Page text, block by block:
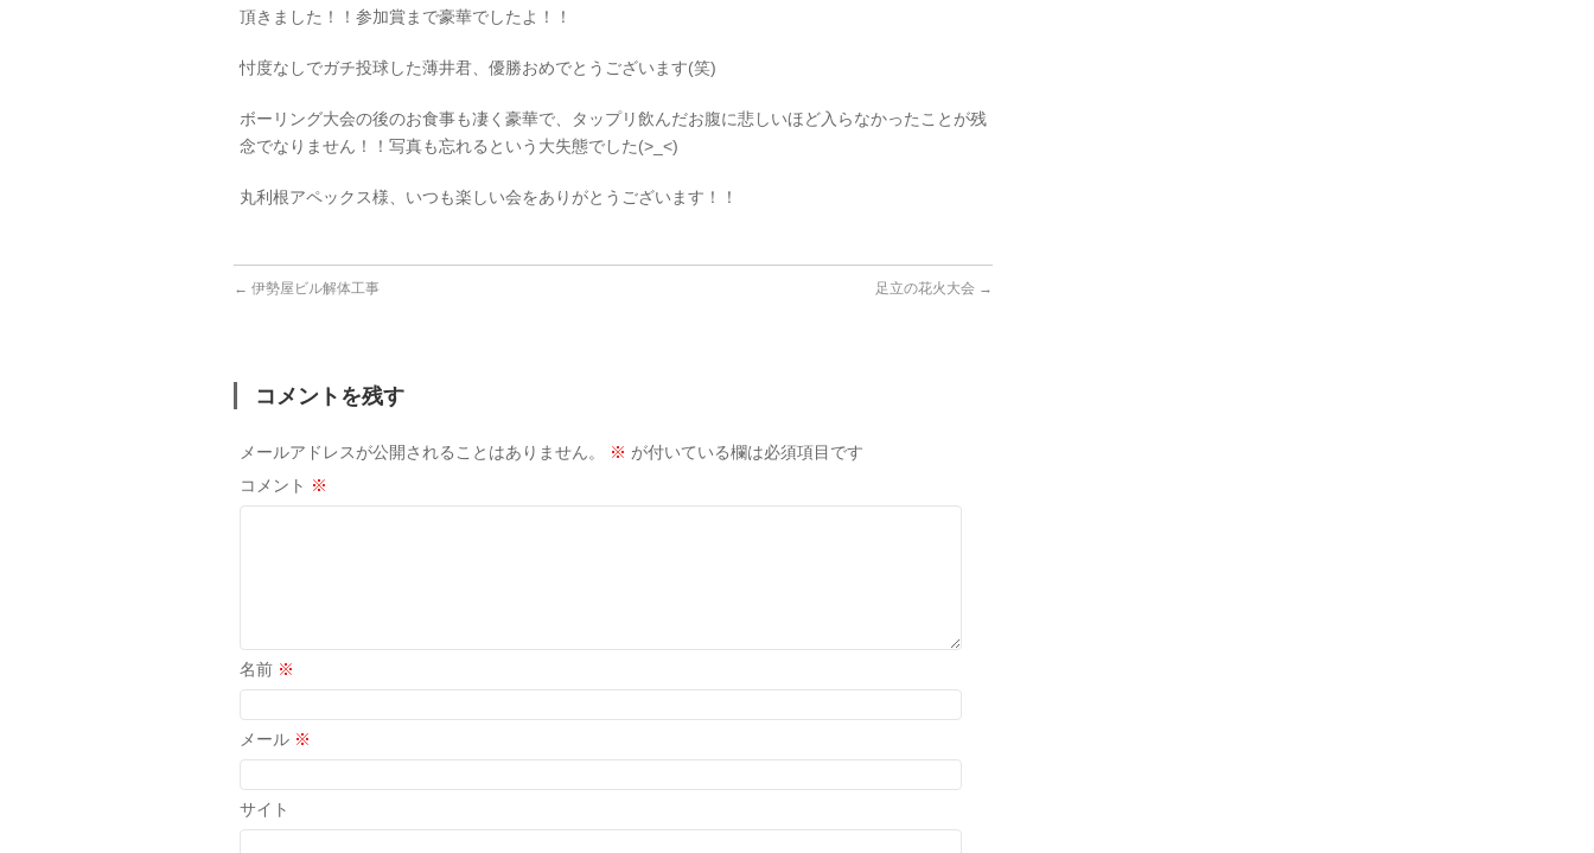
頂きました！！参加賞まで豪華でしたよ！！
忖度なしでガチ投球した薄井君、優勝おめでとうございます(笑)
ボーリング大会の後のお食事も凄く豪華で、タップリ飲んだお腹に悲しいほど入らなかったことが残
念でなりません！！写真も忘れるという大失態でした(>_<)
丸利根アペックス様、いつも楽しい会をありがとうございます！！
← 伊勢屋ビル解体工事 足立の花火大会 →
コメントを残す
メールアドレスが公開されることはありません。 ※ が付いている欄は必須項目です
コメント ※
名前 ※
メール ※
サイト